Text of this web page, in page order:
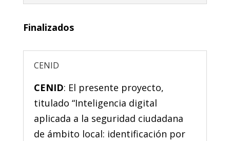
Finalizados
CENID
CENID: El presente proyecto,
titulado “Inteligencia digital
aplicada a la seguridad ciudadana
de ámbito local: identificación por